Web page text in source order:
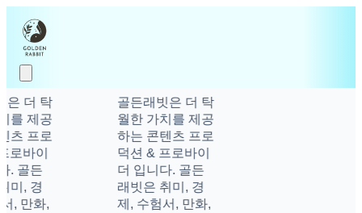
은 더 탁
를 제공
츠 프로
로바이
. 골든
미, 경
, 만화,
골든래빗은 더 탁
월한 가치를 제공
하는 콘텐츠 프로
덕션 & 프로바이
더 입니다. 골든
래빗은 취미, 경
제, 수험서, 만화,